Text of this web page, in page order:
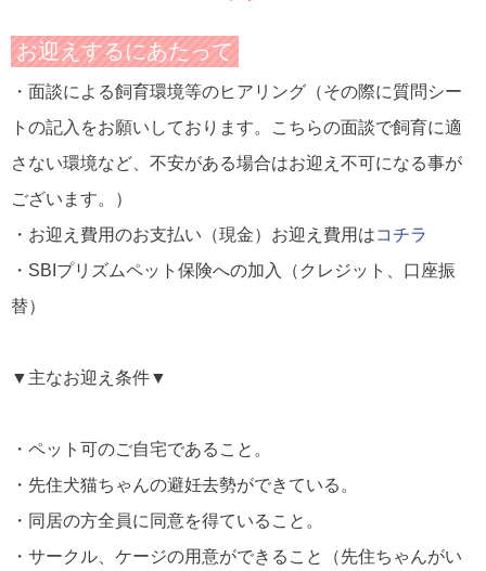
お迎えするにあたって
・面談による飼育環境等のヒアリング（その際に質問シー
トの記入をお願いしております。こちらの面談で飼育に適
さない環境など、不安がある場合はお迎え不可になる事が
ございます。）
・お迎え費用のお支払い（現金） お迎え費用はコチラ
・SBIプリズムペット保険への加入（クレジット、口座振
替）
▼主なお迎え条件▼
・ペット可のご自宅であること。
・先住犬猫ちゃんの避妊去勢ができている。
・同居の方全員に同意を得ていること。
・サークル、ケージの用意ができること（先住ちゃんがい